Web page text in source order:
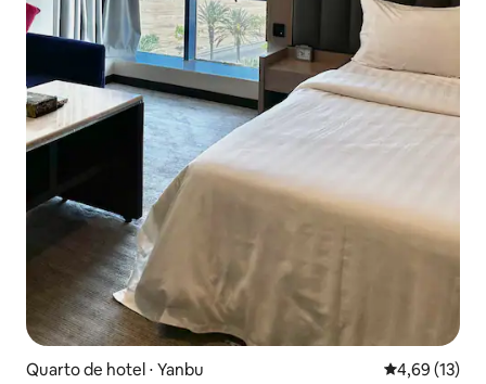
Quarto de hotel ⋅ Yanbu 4,69 de uma
4,69 (13)